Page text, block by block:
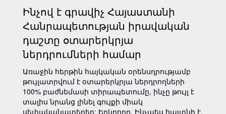
Ինչով է գրավիչ Հայաստանի
Հանրապետության իրավական
դաշտը օտարերկրյա
ներդրումների համար
Առաջին հերթին հայկական օրենսդրությամբ
թույլատրվում է օտարերկրյա ներդրողների
100% բաժնեմասի տիրապետումը, ինչը թույլ է
տալիս նրանց լինել գույքի միակ
սեփականատերեր: Երկրորդ, Ինչպես հայտնի է,